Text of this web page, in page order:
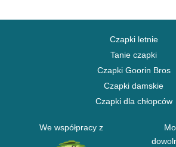
Czapki letnie
Tanie czapki
Czapki Goorin Bros
Czapki damskie
Czapki dla chłopców
We współpracy z